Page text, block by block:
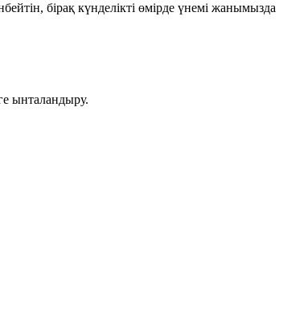
бірақ күнделікті өмірде үнемі жанымызда
ынталандыру.